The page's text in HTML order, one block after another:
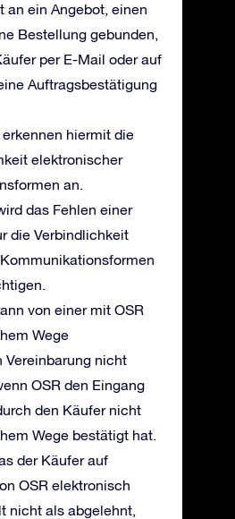
an ein Angebot, einen
Bestellung gebunden,
per E-Mail oder auf
Auftragsbestätigung
hiermit die
elektronischer
an.
das Fehlen einer
die Verbindlichkeit
von einer mit OSR
Wege
Vereinbarung nicht
OSR den Eingang
den Käufer nicht
Wege bestätigt hat.
der Käufer auf
OSR elektronisch
nicht als abgelehnt,